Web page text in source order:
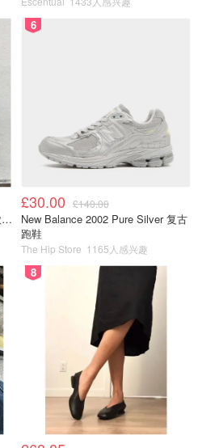
用会引起大脑损伤、依赖性等
大型机器之前勿服用。
列
症状，包括干咳、胸痛型咳
用会引起大脑损伤、依赖性等
用前谨遵医嘱。
adidas Originals Superstar II 女款串珠休闲鞋 黑色
6
£30.00 £140.00
New Balance 2002 Pure Silver 复古
跑鞋
The Hip Store 1165人感兴趣
8